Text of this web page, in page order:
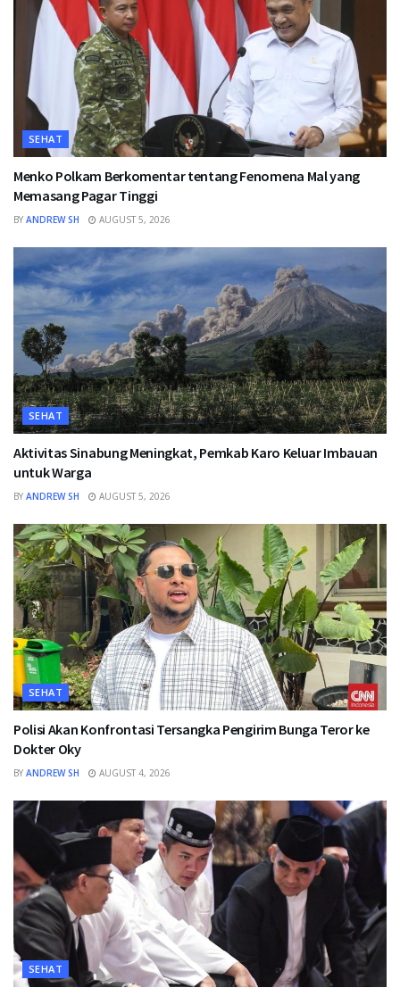
SEHAT
Menko Polkam Berkomentar tentang Fenomena Mal yang
Memasang Pagar Tinggi
BY ANDREW SH AUGUST 5, 2026
SEHAT
Aktivitas Sinabung Meningkat, Pemkab Karo Keluar Imbauan
untuk Warga
BY ANDREW SH AUGUST 5, 2026
SEHAT
Polisi Akan Konfrontasi Tersangka Pengirim Bunga Teror ke
Dokter Oky
BY ANDREW SH AUGUST 4, 2026
SEHAT